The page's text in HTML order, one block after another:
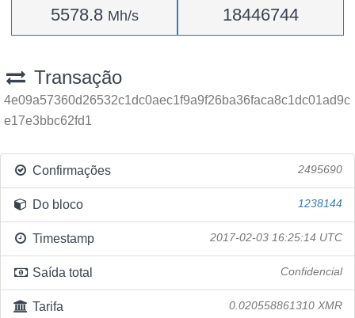
5578.8 Mh/s 18446744
Transação
4e09a57360d26532c1dc0aec1f9a9f26ba36faca8c1dc01ad9c
e17e3bbc62fd1
Confirmações 2495690
Do bloco 1238144
Timestamp 2017-02-03 16:25:14 UTC
Saída total Confidencial
Tarifa 0.020558861310 XMR